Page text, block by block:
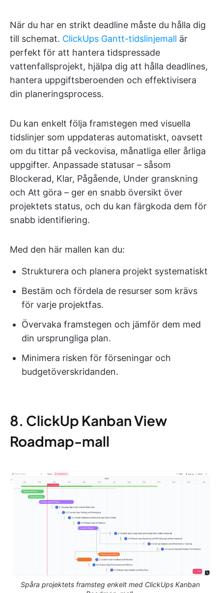
När du har en strikt deadline måste du hålla dig
till schemat. ClickUps Gantt-tidslinjemall är
perfekt för att hantera tidspressade
vattenfallsprojekt, hjälpa dig att hålla deadlines,
hantera uppgiftsberoenden och effektivisera
din planeringsprocess.
Du kan enkelt följa framstegen med visuella
tidslinjer som uppdateras automatiskt, oavsett
om du tittar på veckovisa, månatliga eller årliga
uppgifter. Anpassade statusar – såsom
Blockerad, Klar, Pågående, Under granskning
och Att göra – ger en snabb översikt över
projektets status, och du kan färgkoda dem för
snabb identifiering.
Med den här mallen kan du:
Strukturera och planera projekt systematiskt
Bestäm och fördela de resurser som krävs
för varje projektfas.
Övervaka framstegen och jämför dem med
din ursprungliga plan.
Minimera risken för förseningar och
budgetöverskridanden.
8. ClickUp Kanban View
Roadmap-mall
Spåra projektets framsteg enkelt med ClickUps Kanban